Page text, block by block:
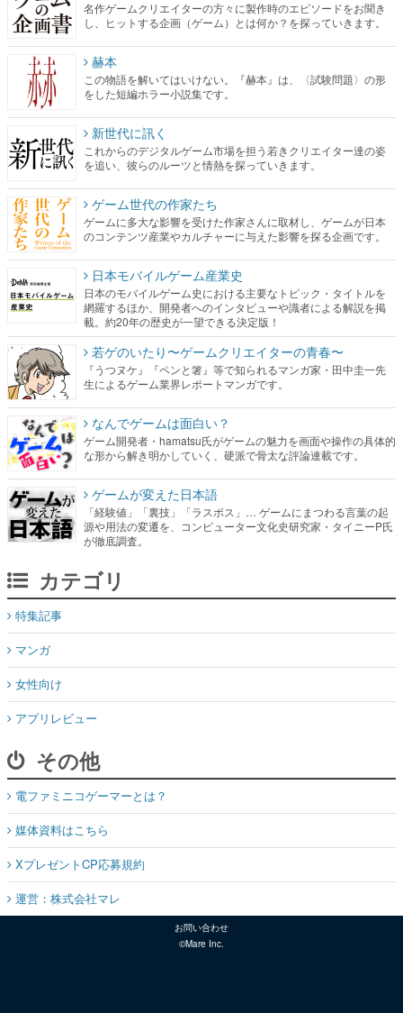
名作ゲームクリエイターの方々に製作時のエピソードをお聞き
し、ヒットする企画（ゲーム）とは何か？を探っていきます。
赫本
この物語を解いてはいけない。『赫本』は、〈試験問題〉の形
をした短編ホラー小説集です。
新世代に訊く
これからのデジタルゲーム市場を担う若きクリエイター達の姿
を追い、彼らのルーツと情熱を探っていきます。
ゲーム世代の作家たち
ゲームに多大な影響を受けた作家さんに取材し、ゲームが日本
のコンテンツ産業やカルチャーに与えた影響を探る企画です。
日本モバイルゲーム産業史
日本のモバイルゲーム史における主要なトピック・タイトルを
網羅するほか、開発者へのインタビューや識者による解説を掲
載。約20年の歴史が一望できる決定版！
若ゲのいたり〜ゲームクリエイターの青春〜
『うつヌケ』『ペンと箸』等で知られるマンガ家・田中圭一先
生によるゲーム業界レポートマンガです。
なんでゲームは面白い？
ゲーム開発者・hamatsu氏がゲームの魅力を画面や操作の具体的
な形から解き明かしていく、硬派で骨太な評論連載です。
ゲームが変えた日本語
「経験値」「裏技」「ラスボス」… ゲームにまつわる言葉の起
源や用法の変遷を、コンピューター文化史研究家・タイニーP氏
が徹底調査。
カテゴリ
特集記事
マンガ
女性向け
アプリレビュー
その他
電ファミニコゲーマーとは？
媒体資料はこちら
XプレゼントCP応募規約
運営：株式会社マレ
お問い合わせ
©Mare Inc.